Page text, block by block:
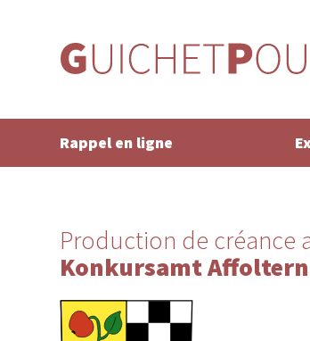
Rappel en ligne
Production de créance
Konkursamt Affoltern